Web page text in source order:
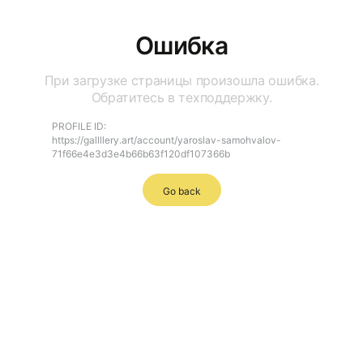
Ошибка
При загрузке страницы произошла ошибка.
Обратитесь в техподдержку.
PROFILE ID:
https://gallllery.art/account/yaroslav-samohvalov-
71f66e4e3d3e4b66b63f120df107366b
Go back